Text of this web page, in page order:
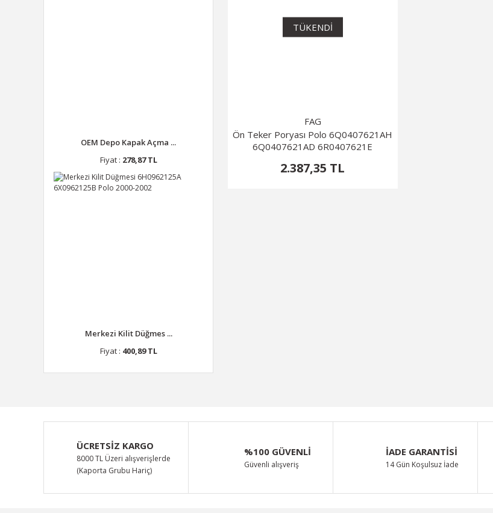
OEM Depo Kapak Açma ...
Fiyat : 278,87 TL
Merkezi Kilit Düğmes ...
Fiyat : 400,89 TL
TÜKENDİ
FAG
Ön Teker Poryası Polo 6Q0407621AH
6Q0407621AD 6R0407621E
2.387,35 TL
ÜCRETSİZ KARGO
8000 TL Üzeri alışverişlerde
(Kaporta Grubu Hariç)
%100 GÜVENLİ
Güvenli alışveriş
İADE GARANTİSİ
14 Gün Koşulsuz İade